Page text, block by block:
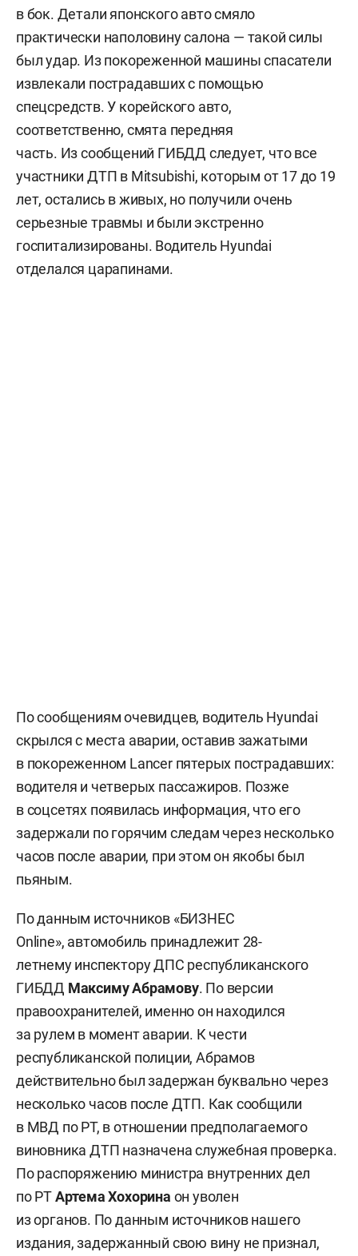
в бок. Детали японского авто смяло
практически наполовину салона — такой силы
был удар. Из покореженной машины спасатели
извлекали пострадавших с помощью
спецсредств. У корейского авто,
соответственно, смята передняя
часть. Из сообщений ГИБДД следует, что все
участники ДТП в Mitsubishi, которым от 17 до 19
лет, остались в живых, но получили очень
серьезные травмы и были экстренно
госпитализированы. Водитель Hyundai
отделался царапинами.
По сообщениям очевидцев, водитель Hyundai
скрылся с места аварии, оставив зажатыми
в покореженном Lancer пятерых пострадавших:
водителя и четверых пассажиров. Позже
в соцсетях появилась информация, что его
задержали по горячим следам через несколько
часов после аварии, при этом он якобы был
пьяным.
По данным источников «БИЗНЕС
Online», автомобиль принадлежит 28-
летнему инспектору ДПС республиканского
ГИБДД Максиму Абрамову. По версии
правоохранителей, именно он находился
за рулем в момент аварии. К чести
республиканской полиции, Абрамов
действительно был задержан буквально через
несколько часов после ДТП. Как сообщили
в МВД по РТ, в отношении предполагаемого
виновника ДТП назначена служебная проверка.
По распоряжению министра внутренних дел
по РТАртема Хохорина он уволен
из органов. По данным источников нашего
издания, задержанный свою вину не признал,